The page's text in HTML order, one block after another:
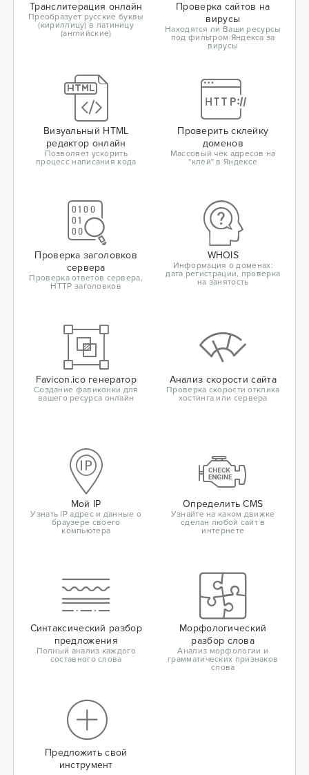
Транслитерация онлайн
Преобразует русские буквы
(кириллицу) в латиницу
(английские)
Проверка сайтов на
вирусы
Находятся ли Ваши ресурсы
под фильтром Яндекса за
вирусы
Визуальный HTML
редактор онлайн
Позволяет ускорить
процесс написания кода
Проверить склейку
доменов
Массовый чек адресов на
"клей" в Яндексе
Проверка заголовков
сервера
Проверка ответов сервера,
HTTP заголовков
WHOIS
Информация о доменах:
дата регистрации, проверка
на занятость
Favicon.ico генератор
Создание фавиконки для
вашего ресурса онлайн
Анализ скорости сайта
Проверка скорости отклика
хостинга или сервера
Мой IP
Узнать IP адрес и данные о
браузере своего
компьютера
Определить CMS
Узнайте на каком движке
сделан любой сайт в
интернете
Синтаксический разбор
предложения
Полный анализ каждого
составного слова
Морфологический
разбор слова
Анализ морфологии и
грамматических признаков
слова
Предложить свой
инструмент